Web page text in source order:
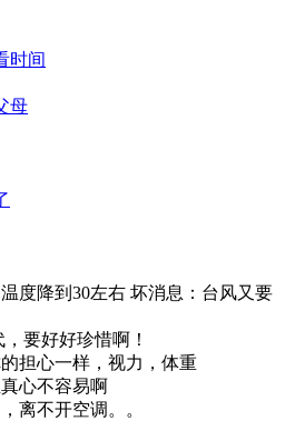
时间
母
度降到30左右 坏消息：台风又要
要好好珍惜啊！
担心一样，视力，体重
心不容易啊
离不开空调。。